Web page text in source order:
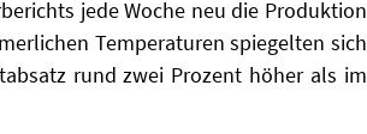
jede Woche neu die Produktion
Temperaturen spiegelten sich
rund zwei Prozent höher als im